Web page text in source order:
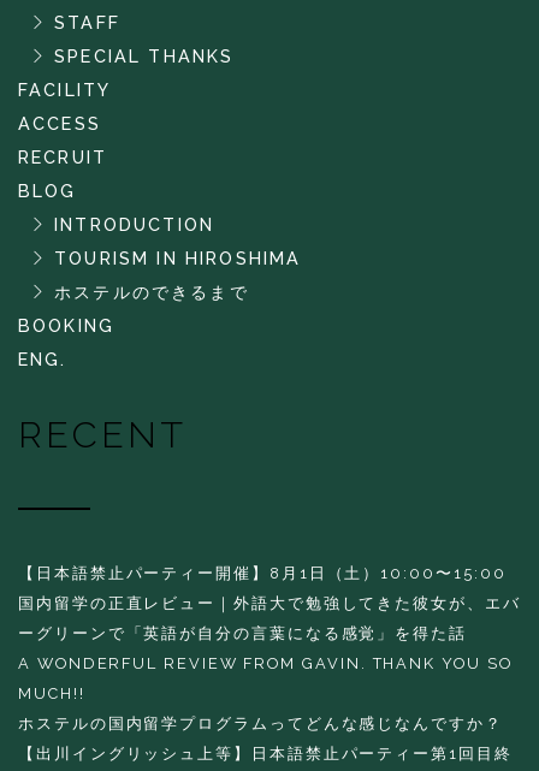
STAFF
SPECIAL THANKS
FACILITY
ACCESS
RECRUIT
BLOG
INTRODUCTION
TOURISM IN HIROSHIMA
ホステルのできるまで
BOOKING
ENG.
RECENT
【日本語禁止パーティー開催】8月1日（土）10:00〜15:00
国内留学の正直レビュー｜外語大で勉強してきた彼女が、エバ
ーグリーンで「英語が自分の言葉になる感覚」を得た話
A WONDERFUL REVIEW FROM GAVIN. THANK YOU SO
MUCH!!
ホステルの国内留学プログラムってどんな感じなんですか？
【出川イングリッシュ上等】日本語禁止パーティー第1回目終